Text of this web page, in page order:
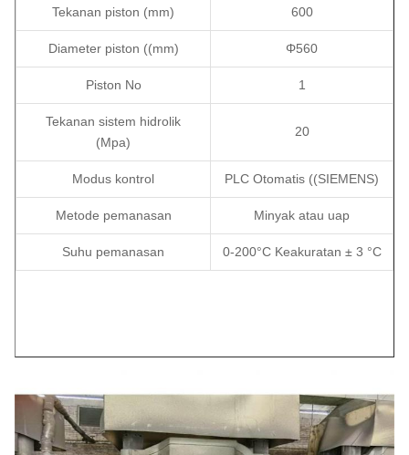
Tekanan piston (mm) 600
Diameter piston ((mm) Φ560
Piston No 1
Tekanan sistem hidrolik
(Mpa)
20
Modus kontrol PLC Otomatis ((SIEMENS)
Metode pemanasan Minyak atau uap
Suhu pemanasan 0-200°C Keakuratan ± 3 °C